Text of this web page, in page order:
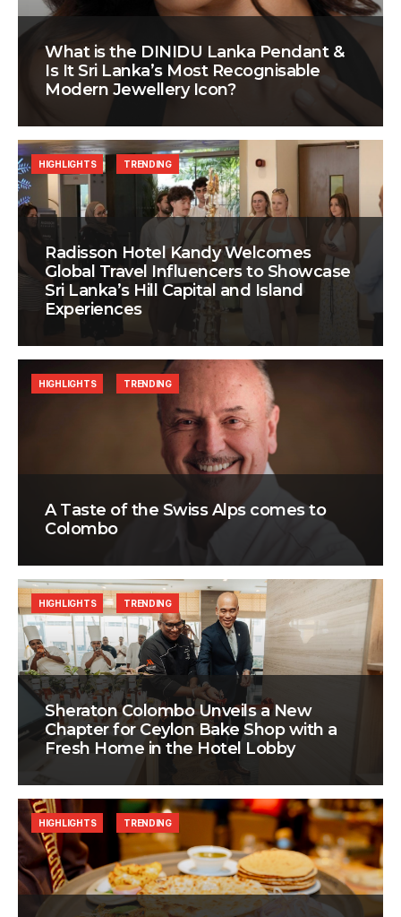
What is the DINIDU Lanka Pendant &
Is It Sri Lanka’s Most Recognisable
Modern Jewellery Icon?
Radisson Hotel Kandy Welcomes
Global Travel Influencers to Showcase
Sri Lanka’s Hill Capital and Island
Experiences
HIGHLIGHTS TRENDING
A Taste of the Swiss Alps comes to
Colombo
HIGHLIGHTS TRENDING
Sheraton Colombo Unveils a New
Chapter for Ceylon Bake Shop with a
Fresh Home in the Hotel Lobby
HIGHLIGHTS TRENDING
HIGHLIGHTS TRENDING